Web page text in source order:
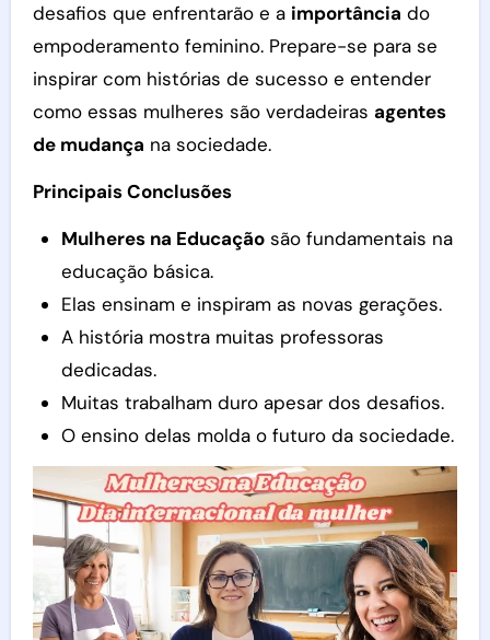
desafios que enfrentarão e a importância do
empoderamento feminino. Prepare-se para se
inspirar com histórias de sucesso e entender
como essas mulheres são verdadeiras agentes
de mudança na sociedade.
Principais Conclusões
Mulheres na Educaçãosão fundamentais na
educação básica.
Elas ensinam e inspiram as novas gerações.
A história mostra muitas professoras
dedicadas.
Muitas trabalham duro apesar dos desafios.
O ensino delas molda o futuro da sociedade.